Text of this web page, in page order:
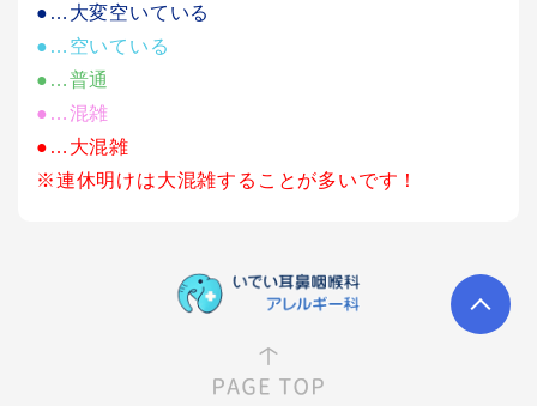
●…大変空いている
●…空いている
●…普通
●…混雑
●…大混雑
※連休明けは大混雑することが多いです！